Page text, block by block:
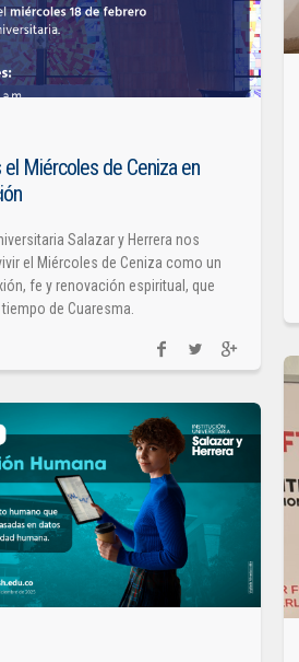
Miércoles de Ceniza en
Salazar y Herrera nos
el Miércoles de Ceniza como un
fe y renovación espiritual, que
de Cuaresma.